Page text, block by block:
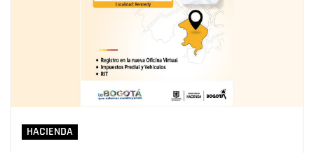
HACIENDA